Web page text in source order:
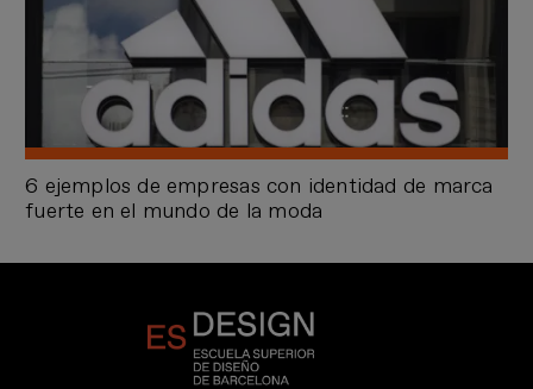
6 ejemplos de empresas con identidad de marca
fuerte en el mundo de la moda